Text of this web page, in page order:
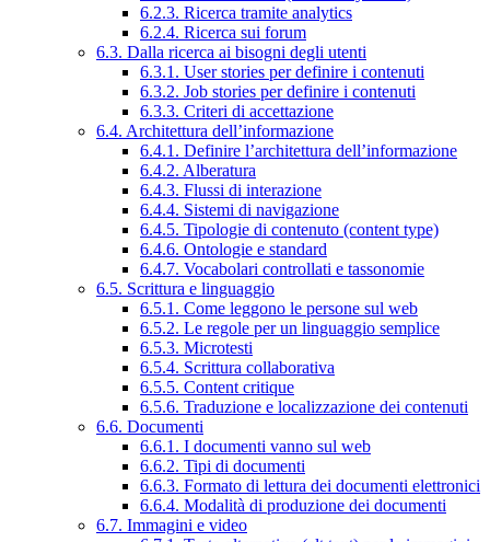
6.2.3. Ricerca tramite analytics
6.2.4. Ricerca sui forum
6.3. Dalla ricerca ai bisogni degli utenti
6.3.1. User stories per definire i contenuti
6.3.2. Job stories per definire i contenuti
6.3.3. Criteri di accettazione
6.4. Architettura dell’informazione
6.4.1. Definire l’architettura dell’informazione
6.4.2. Alberatura
6.4.3. Flussi di interazione
6.4.4. Sistemi di navigazione
6.4.5. Tipologie di contenuto (content type)
6.4.6. Ontologie e standard
6.4.7. Vocabolari controllati e tassonomie
6.5. Scrittura e linguaggio
6.5.1. Come leggono le persone sul web
6.5.2. Le regole per un linguaggio semplice
6.5.3. Microtesti
6.5.4. Scrittura collaborativa
6.5.5. Content critique
6.5.6. Traduzione e localizzazione dei contenuti
6.6. Documenti
6.6.1. I documenti vanno sul web
6.6.2. Tipi di documenti
6.6.3. Formato di lettura dei documenti elettronici
6.6.4. Modalità di produzione dei documenti
6.7. Immagini e video